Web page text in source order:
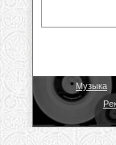
Музыка